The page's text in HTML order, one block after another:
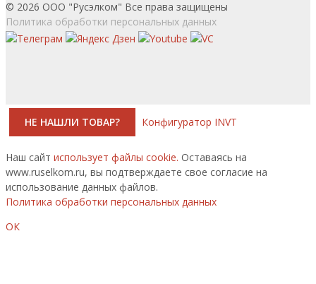
© 2026 ООО "Русэлком" Все права защищены
Политика обработки персональных данных
НЕ НАШЛИ ТОВАР? Конфигуратор INVT
Наш сайт использует файлы cookie. Оставаясь на
www.ruselkom.ru, вы подтверждаете свое согласие на
использование данных файлов.
Политика обработки персональных данных
ОК